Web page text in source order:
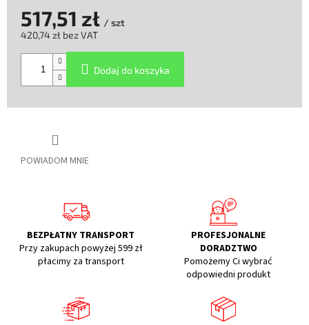
POWIADOM MNIE
517,51 zł / szt
420,74 zł bez VAT
jednostkowa:
Dodaj do koszyka
BEZPŁATNY TRANSPORT
Przy zakupach powyżej 599 zł
płacimy za transport
PROFESJONALNE
DORADZTWO
Pomożemy Ci wybrać
odpowiedni produkt